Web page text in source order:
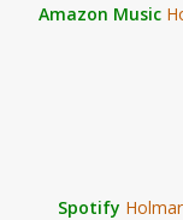
Amazon Music
Spotify